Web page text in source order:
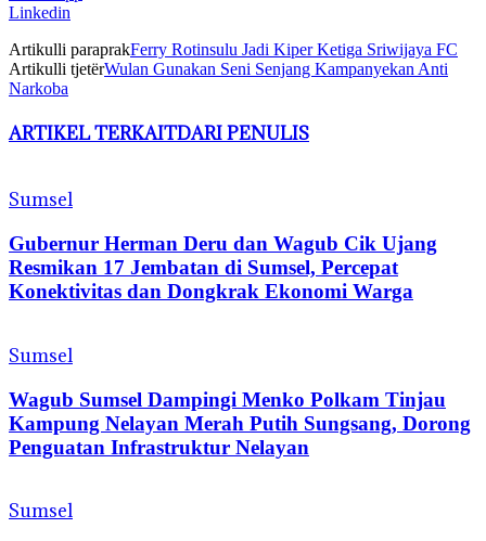
Linkedin
Artikulli paraprakFerry Rotinsulu Jadi Kiper Ketiga Sriwijaya FC
Artikulli tjetërWulan Gunakan Seni Senjang Kampanyekan Anti
Narkoba
ARTIKEL TERKAITDARI PENULIS
Sumsel
Gubernur Herman Deru dan Wagub Cik Ujang
Resmikan 17 Jembatan di Sumsel, Percepat
Konektivitas dan Dongkrak Ekonomi Warga
Sumsel
Wagub Sumsel Dampingi Menko Polkam Tinjau
Kampung Nelayan Merah Putih Sungsang, Dorong
Penguatan Infrastruktur Nelayan
Sumsel